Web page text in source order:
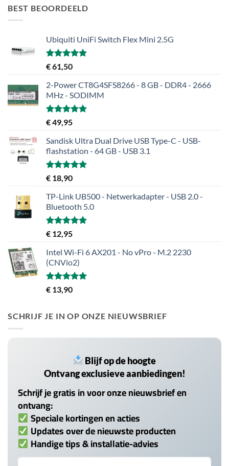
BEST BEOORDEELD
Ubiquiti UniFi Switch Flex Mini 2.5G
Gewaardeerd
uit 5
€61,50
2-Power CT8G4SFS8266 - 8 GB - DDR4 - 2666
MHz - SODIMM
Gewaardeerd
uit 5
€49,95
Sandisk Ultra Dual Drive USB Type-C - USB-
flashstation - 64 GB - USB 3.1
Gewaardeerd
uit 5
€ 18,90
TP-Link UB500 - Netwerkadapter - USB 2.0 -
Bluetooth 5.0
Gewaardeerd
uit 5
€ 12,95
Intel Wi-Fi 6 AX201 - No vPro - M.2 2230
(CNVio2)
Gewaardeerd
uit 5
€ 13,90
SCHRIJF JE IN OP ONZE NIEUWSBRIEF
Blijf op de hoogte
Ontvang exclusieve aanbiedingen!
Schrijf je gratis in voor onze nieuwsbrief en
ontvang:
Speciale kortingen en acties
Updates over de nieuwste producten
Handige tips & installatie-advies